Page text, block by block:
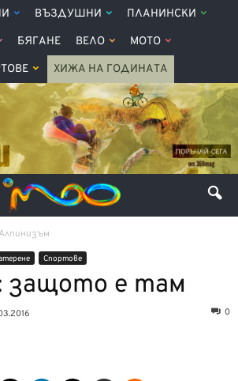
ВЪЗДУШНИ ПЛАНИНСКИ
БЯГАНЕ ВЕЛО МОТО
ХИЖА НА ГОДИНАТА
Алпинизъм
Спортове
защото е там
0